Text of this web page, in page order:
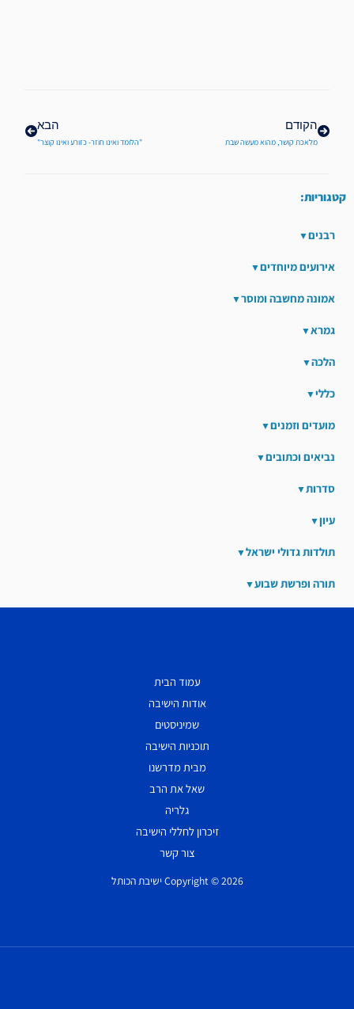
הקודם
מלאכת קושר, מהוא מעשה שבת
הבא
"הלומד ואינו חוזר- כזורע ואינו קוצר"
קטגוריות:
רבנים
אירועים מיוחדים
אמונה מחשבה ומוסר
גמרא
הלכה
כללי
מועדים וזמנים
נביאים וכתובים
סדרות
עיון
תולדות גדולי ישראל
תורה ופרשת שבוע
עמוד הבית
אודות הישיבה
שמיניסטים
תוכניות הישיבה
מבית מדרשנו
שאל את הרב
גלריה
זיכרון לחללי הישיבה
צור קשר
Copyright © 2026 ישיבת הכותל